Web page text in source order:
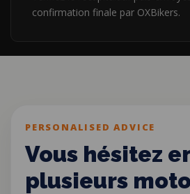
confirmation finale par OXBikers.
PERSONALISED ADVICE
Vous hésitez
plusieurs